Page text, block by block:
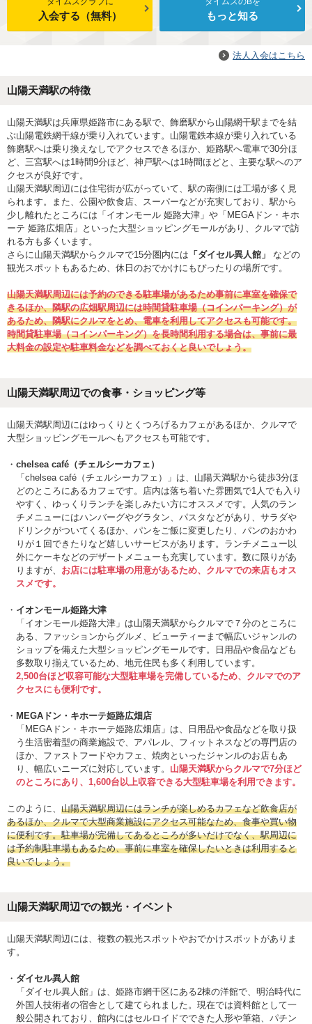
入会する（無料） もっと知る
法人入会はこちら
山陽天満駅の特徴
山陽天満駅は兵庫県姫路市にある駅で、飾磨駅から山陽網干駅までを結
ぶ山陽電鉄網干線が乗り入れています。山陽電鉄本線が乗り入れている
飾磨駅へは乗り換えなしでアクセスできるほか、姫路駅へ電車で30分ほ
ど、三宮駅へは1時間9分ほど、神戸駅へは1時間ほどと、主要な駅へのア
クセスが良好です。
山陽天満駅周辺には住宅街が広がっていて、駅の南側には工場が多く見
られます。また、公園や飲食店、スーパーなどが充実しており、駅から
少し離れたところには「イオンモール 姫路大津」や「MEGAドン・キホ
ーテ 姫路広畑店」といった大型ショッピングモールがあり、クルマで訪
れる方も多くいます。
さらに山陽天満駅からクルマで15分圏内には 「ダイセル異人館」
などの
観光スポットもあるため、休日のおでかけにもぴったりの場所です。
山陽天満駅周辺には予約のできる駐車場があるため事前に車室を確保で
きるほか、隣駅の広畑駅周辺には時間貸駐車場（コインパーキング）が
あるため、隣駅にクルマをとめ、電車を利用してアクセスも可能です。
時間貸駐車場（コインパーキング）を長時間利用する場合は、事前に最
大料金の設定や駐車料金などを調べておくと良いでしょう。
山陽天満駅周辺での食事・ショッピング等
山陽天満駅周辺にはゆっくりとくつろげるカフェがあるほか、クルマで
大型ショッピングモールへもアクセスも可能です。
chelsea café（チェルシーカフェ）
「chelsea café（チェルシーカフェ）」は、山陽天満駅から徒歩3分ほ
どのところにあるカフェです。店内は落ち着いた雰囲気で1人でも入り
やすく、ゆっくりランチを楽しみたい方にオススメです。人気のラン
チメニューにはハンバーグやグラタン、パスタなどがあり、サラダや
ドリンクがついてくるほか、パンをご飯に変更したり、パンのおかわ
りが１回できたりなど嬉しいサービスがあります。ランチメニュー以
外にケーキなどのデザートメニューも充実しています。数に限りがあ
りますが、 お店には駐車場の用意があるため、クルマでの来店もオス
スメです。
イオンモール姫路大津
「イオンモール姫路大津」は山陽天満駅からクルマで７分のところに
ある、ファッションからグルメ、ビューティーまで幅広いジャンルの
ショップを備えた大型ショッピングモールです。日用品や食品なども
多数取り揃えているため、地元住民も多く利用しています。
2,500台ほど収容可能な大型駐車場を完備しているため、クルマでのア
クセスにも便利です。
MEGAドン・キホーテ姫路広畑店
「MEGAドン・キホーテ姫路広畑店」は、日用品や食品などを取り扱
う生活密着型の商業施設で、アパレル、フィットネスなどの専門店の
ほか、ファストフードやカフェ、焼肉といったジャンルのお店もあ
り、幅広いニーズに対応しています。 山陽天満駅からクルマで7分ほど
のところにあり、1,600台以上収容できる大型駐車場を利用できます。
このように、 山陽天満駅周辺にはランチが楽しめるカフェなど飲食店が
あるほか、クルマで大型商業施設にアクセス可能なため、食事や買い物
に便利です。駐車場が完備してあるところが多いだけでなく、駅周辺に
は予約制駐車場もあるため、事前に車室を確保したいときは利用すると
良いでしょう。
山陽天満駅周辺での観光・イベント
山陽天満駅周辺には、複数の観光スポットやおでかけスポットがありま
す。
ダイセル異人館
「ダイセル異人館」は、姫路市網干区にある2棟の洋館で、明治時代に
外国人技術者の宿舎として建てられました。現在では資料館として一
般公開されており、館内にはセルロイドでできた人形や筆箱、パチン